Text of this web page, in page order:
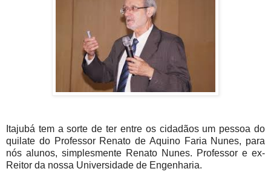
Itajubá tem a sorte de ter entre os cidadãos um pessoa do
quilate do Professor Renato de Aquino Faria Nunes, para
nós alunos, simplesmente Renato Nunes. Professor e ex-
Reitor da nossa Universidade de Engenharia.